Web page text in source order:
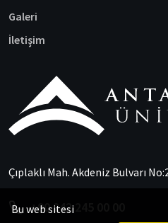
Bu web sitesi
Galeri
İletişim
Çıplaklı Mah. Akdeniz Bulvarı
+90 242 245 00 00